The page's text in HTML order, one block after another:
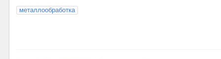
металлообработка